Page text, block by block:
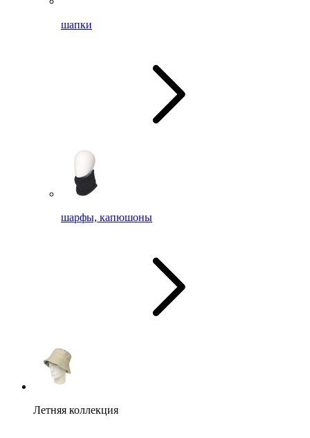
шапки
шарфы, капюшоны
Летняя коллекция